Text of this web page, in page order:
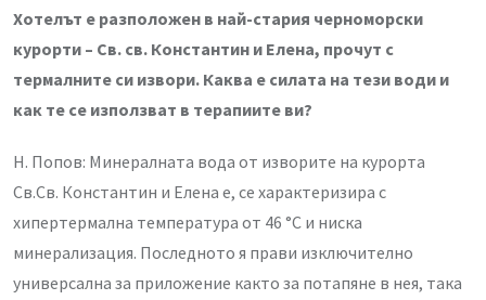
Хотелът е разположен в най-стария черноморски
курорти – Св. св. Константин и Елена, прочут с
термалните си извори. Каква е силата на тези води и
как те се използват в терапиите ви?
Н. Попов: Минералната вода от изворите на курорта
Св.Св. Константин и Елена е, се характеризира с
хипертермална температура от 46 °C и ниска
минерализация. Последното я прави изключително
универсална за приложение както за потапяне в нея, така